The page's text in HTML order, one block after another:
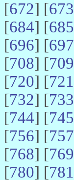
[672] [673
[684] [685
[696] [697
[708] [709
[720] [721
[732] [733
[744] [745
[756] [757
[768] [769
[780] [781